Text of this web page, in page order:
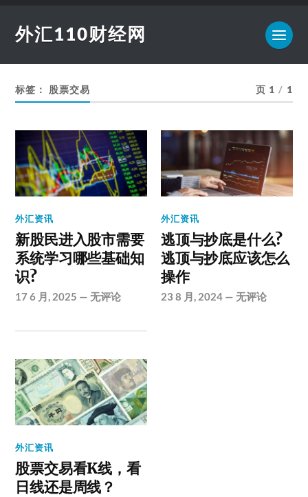
外汇110财经网
标签： 股票交易 页 1 / 1
外汇资讯
新股民进入股市需要
系统学习哪些基础知
识?
17 6 月, 2025 —无评论
外汇资讯
逃顶与抄底是什么?
逃顶与抄底应该怎么
操作
23 8 月, 2024 —无评论
外汇资讯
股票交易看K线，看
日线还是周线？